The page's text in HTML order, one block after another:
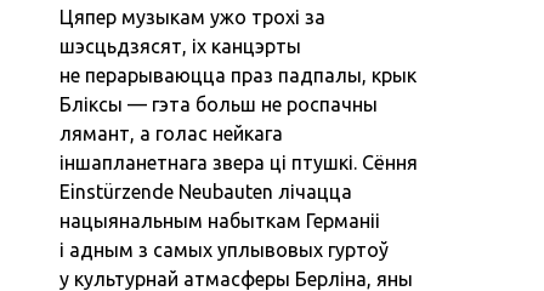
Цяпер музыкам ужо трохі за
шэсцьдзясят, іх канцэрты
не перарываюцца праз падпалы, крык
Бліксы — гэта больш не роспачны
лямант, а голас нейкага
іншапланетнага звера ці птушкі. Сёння
Einstürzende Neubauten лічацца
нацыянальным набыткам Германіі
і адным з самых уплывовых гуртоў
у культурнай атмасферы Берліна, яны